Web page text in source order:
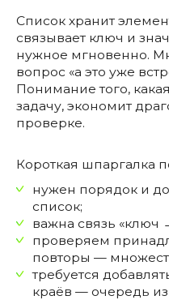
Список хранит
связывает ключ и
нужное мгновенно.
вопрос «а это уже
Понимание того,
задачу, экономит
проверке.
Короткая шпаргалка
нужен порядок и
список;
важна связь «ключ
проверяем
повторы —
требуется
краёв — очередь